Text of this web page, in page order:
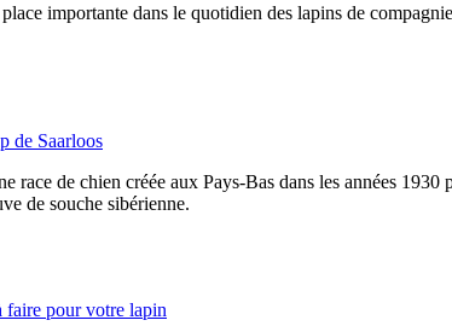
importante dans le quotidien des lapins de
de Saarloos
race de chien créée aux Pays-Bas dans les années
de souche sibérienne.
faire pour votre lapin